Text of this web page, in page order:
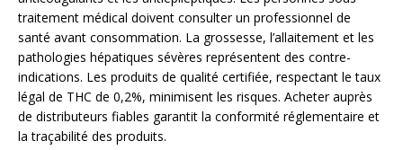
traitement médical doivent consulter un professionnel de
santé avant consommation. La grossesse, l’allaitement et les
pathologies hépatiques sévères représentent des contre-
indications. Les produits de qualité certifiée, respectant le taux
légal de THC de 0,2%, minimisent les risques. Acheter auprès
de distributeurs fiables garantit la conformité réglementaire et
la traçabilité des produits.